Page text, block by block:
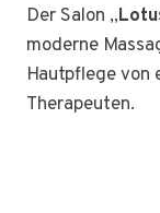
Der Salon „
moderne
Hautpflege von
Therapeuten.